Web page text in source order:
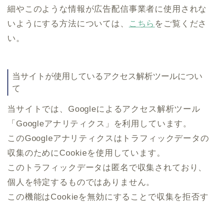
細やこのような情報が広告配信事業者に使用されな
いようにする方法については、
こちら をご覧くださ
い。
当サイトが使用しているアクセス解析ツールについ
て
当サイトでは、Googleによるアクセス解析ツール
「Googleアナリティクス」を利用しています。
このGoogleアナリティクスはトラフィックデータの
収集のためにCookieを使用しています。
このトラフィックデータは匿名で収集されており、
個人を特定するものではありません。
この機能はCookieを無効にすることで収集を拒否す